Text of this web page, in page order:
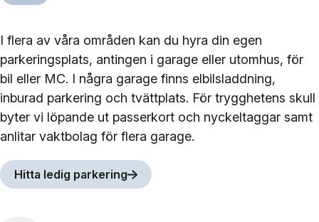
I flera av våra områden kan du hyra din egen
parkeringsplats, antingen i garage eller utomhus, för
bil eller MC. I några garage finns elbilsladdning,
inburad parkering och tvättplats. För trygghetens skull
byter vi löpande ut passerkort och nyckeltaggar samt
anlitar vaktbolag för flera garage.
Hitta ledig parkering